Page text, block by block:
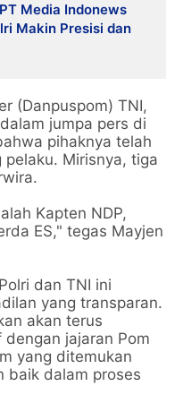
Media Indonews
Makin Presisi dan
(Danpuspom) TNI,
jumpa pers di
pihaknya telah
Mirisnya, tiga
Kapten NDP,
ES," tegas Mayjen
dan TNI ini
yang transparan.
akan terus
jajaran Pom
yang ditemukan
baik dalam proses